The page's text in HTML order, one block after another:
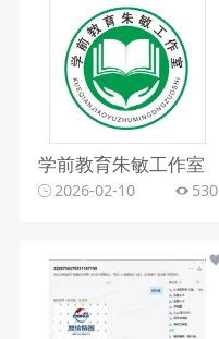
学前教育朱敏工作室
2026-02-10 530